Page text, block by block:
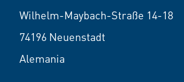
Wilhelm-Maybach-Straße 14-18
74196 Neuenstadt
Alemania